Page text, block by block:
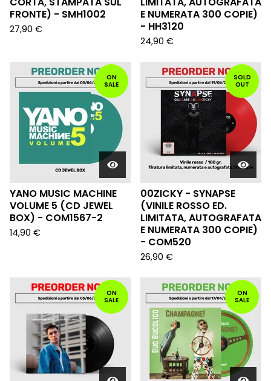
FRONTE) - SMH1002
27,90 €
E NUMERATA 300 COPIE)
- HH3120
24,90 €
ON
SALE
YANO MUSIC MACHINE
VOLUME 5 (CD JEWEL
BOX) - COM1567-2
14,90 €
SOLD
OUT
00ZICKY - SYNAPSE
(VINILE ROSSO ED.
LIMITATA, AUTOGRAFATA
E NUMERATA 300 COPIE)
- COM520
26,90 €
ON
SALE
ON
SALE